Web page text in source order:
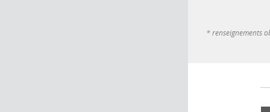
* renseignements